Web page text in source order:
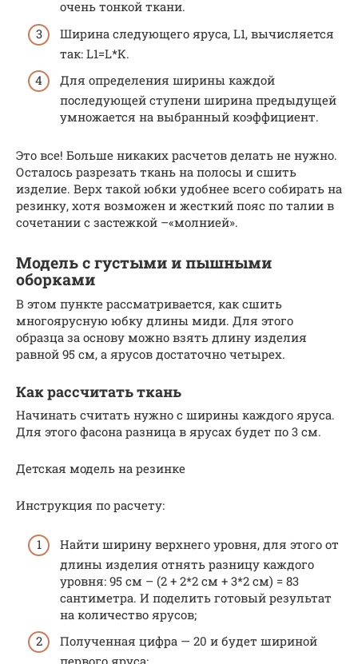
очень тонкой ткани.
Ширина следующего яруса, L1, вычисляется
так: L1=L*К.
Для определения ширины каждой
последующей ступени ширина предыдущей
умножается на выбранный коэффициент.
Это все! Больше никаких расчетов делать не нужно.
Осталось разрезать ткань на полосы и сшить
изделие. Верх такой юбки удобнее всего собирать на
резинку, хотя возможен и жесткий пояс по талии в
сочетании с застежкой –«молнией».
Модель с густыми и пышными
оборками
В этом пункте рассматривается, как сшить
многоярусную юбку длины миди. Для этого
образца за основу можно взять длину изделия
равной 95 см, а ярусов достаточно четырех.
Как рассчитать ткань
Начинать считать нужно с ширины каждого яруса.
Для этого фасона разница в ярусах будет по 3 см.
Детская модель на резинке
Инструкция по расчету:
Найти ширину верхнего уровня, для этого от
длины изделия отнять разницу каждого
уровня: 95 см – (2 + 2*2 см + 3*2 см) = 83
сантиметра. И поделить готовый результат
на количество ярусов;
Полученная цифра — 20 и будет шириной
первого яруса;